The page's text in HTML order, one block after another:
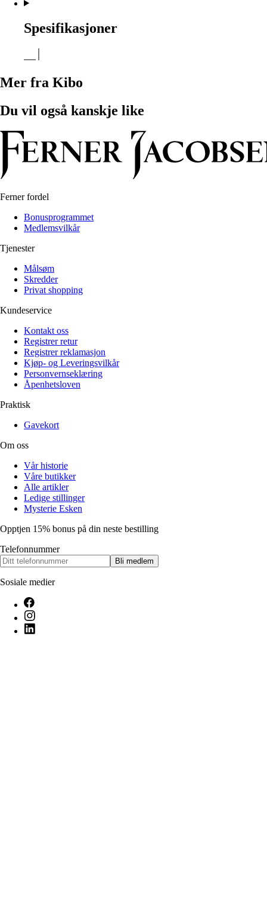
Spesifikasjoner
Mer fra Kibo
Du vil også kanskje like
Ferner fordel
Bonusprogrammet
Medlemsvilkår
Tjenester
Målsøm
Skredder
Privat shopping
Kundeservice
Kontakt oss
Registrer retur
Registrer reklamasjon
Kjøp- og Leveringsvilkår
Personvernseklæring
Åpenhetsloven
Praktisk
Gavekort
Om oss
Vår historie
Våre butikker
Alle artikler
Ledige stillinger
Mysterie Esken
Opptjen 15% bonus på din neste bestilling
Telefonnummer
Bli medlem
Sosiale medier